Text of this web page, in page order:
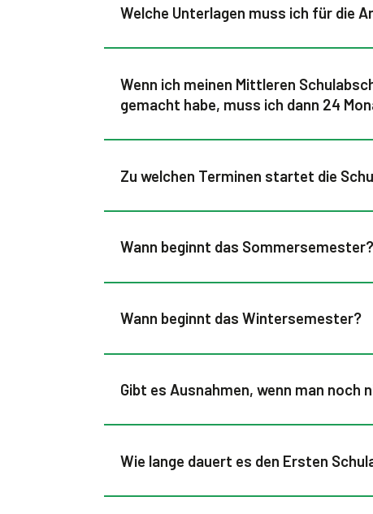
Welche Unterlagen muss ich für die
Wenn ich meinen Mittleren
gemacht habe, muss ich dann 24
Zu welchen Terminen startet die
Wann beginnt das Sommersemester?
Wann beginnt das Wintersemester?
Gibt es Ausnahmen, wenn man
Wie lange dauert es den Ersten